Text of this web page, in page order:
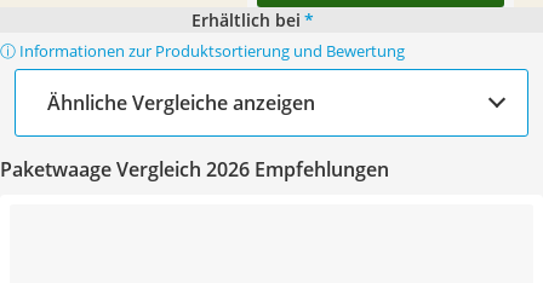
Erhältlich bei *
ⓘ Informationen zur Produktsortierung und Bewertung
Ähnliche Vergleiche anzeigen
Paketwaage Vergleich 2026 Empfehlungen